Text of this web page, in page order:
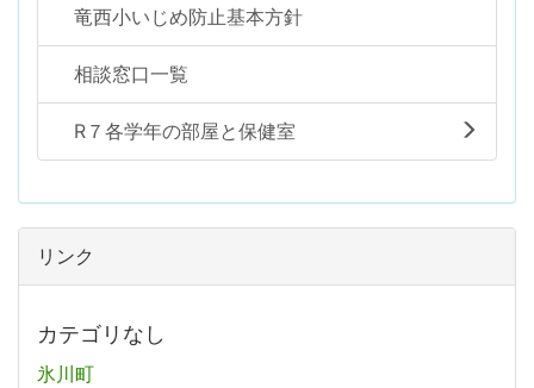
竜西小いじめ防止基本方針
相談窓口一覧
R７各学年の部屋と保健室
リンク
カテゴリなし
氷川町